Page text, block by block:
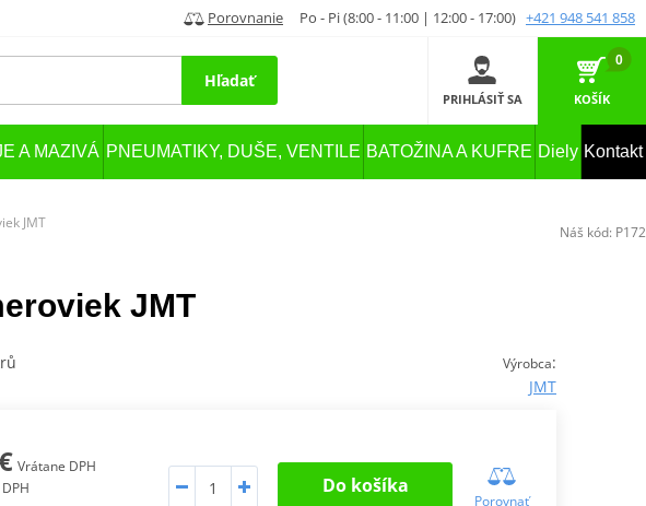
Porovnanie Po - Pi (8:00 - 11:00 | 12:00 - 17:00) +421 948 541 858
Hľadať
PRIHLÁSIŤ SA
0
KOŠÍK
A MAZIVÁ PNEUMATIKY, DUŠE, VENTILE BATOŽINA A KUFRE Diely Kontakt
JMT
JMT
Výrobca:
JMT
Vrátane DPH
Do košíka
Porovnať
Náš kód: P172